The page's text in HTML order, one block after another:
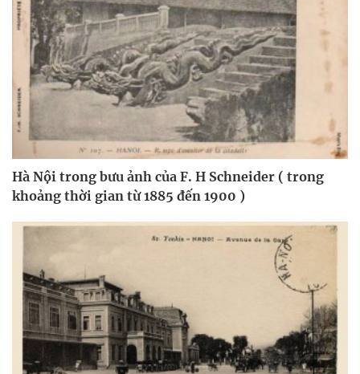
Hà Nội trong bưu ảnh của F. H Schneider ( trong
khoảng thời gian từ 1885 đến 1900 )